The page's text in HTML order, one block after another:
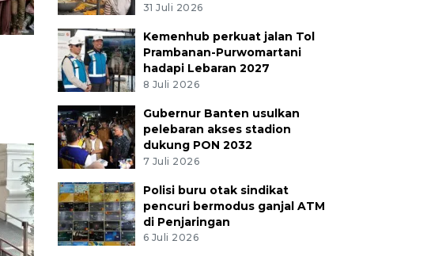
31 Juli 2026
Kemenhub perkuat jalan Tol
Prambanan-Purwomartani
hadapi Lebaran 2027
8 Juli 2026
Gubernur Banten usulkan
pelebaran akses stadion
dukung PON 2032
7 Juli 2026
Polisi buru otak sindikat
pencuri bermodus ganjal ATM
di Penjaringan
6 Juli 2026